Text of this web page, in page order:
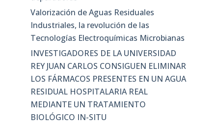
Valorización de Aguas Residuales
Industriales, la revolución de las
Tecnologías Electroquímicas Microbianas
INVESTIGADORES DE LA UNIVERSIDAD
REY JUAN CARLOS CONSIGUEN ELIMINAR
LOS FÁRMACOS PRESENTES EN UN AGUA
RESIDUAL HOSPITALARIA REAL
MEDIANTE UN TRATAMIENTO
BIOLÓGICO IN-SITU